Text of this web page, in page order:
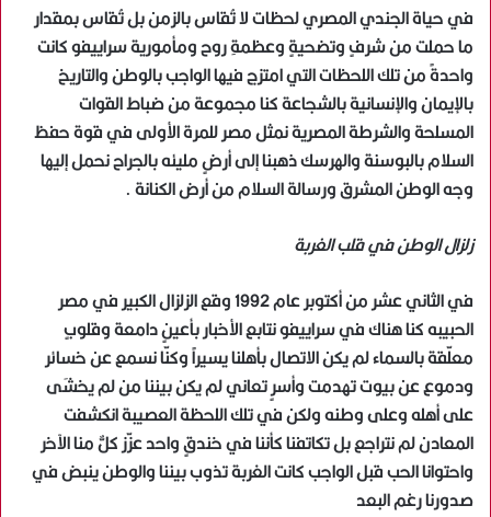
في حياة الجندي المصري لحظات لا تُقاس بالزمن بل تُقاس بمقدار
ما حملت من شرفٍ وتضحيةٍ وعظمةِ روح ومأمورية سراييفو كانت
واحدةً من تلك اللحظات التي امتزج فيها الواجب بالوطن والتاريخ
بالإيمان والإنسانية بالشجاعة كنا مجموعة من ضباط القوات
المسلحة والشرطة المصرية نمثل مصر للمرة الأولى في قوة حفظ
السلام بالبوسنة والهرسك ذهبنا إلى أرضٍ مليئه بالجراح نحمل إليها
وجه الوطن المشرق ورسالة السلام من أرض الكنانة .
زلزال الوطن في قلب الغربة
في الثاني عشر من أكتوبر عام 1992 وقع الزلزال الكبير في مصر
الحبيبه كنا هناك في سراييفو نتابع الأخبار بأعينٍ دامعة وقلوبٍ
معلّقة بالسماء لم يكن الاتصال بأهلنا يسيراً وكنّا نسمع عن خسائر
ودموع عن بيوت تهدمت وأسرٍ تعاني لم يكن بيننا من لم يخشَى
على أهله وعلى وطنه ولكن في تلك اللحظة العصيبة انكشفت
المعادن لم نتراجع بل تكاتفنا كأننا في خندقٍ واحد عزّز كلٌّ منا الآخر
واحتوانا الحب قبل الواجب كانت الغربة تذوب بيننا والوطن ينبض في
صدورنا رغم البعد